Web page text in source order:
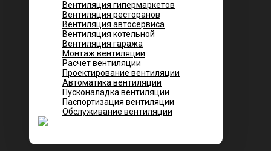
Вентиляция гипермаркетов
Вентиляция ресторанов
Вентиляция автосервиса
Вентиляция котельной
Вентиляция гаража
Монтаж вентиляции
Расчет вентиляции
Проектирование вентиляции
Автоматика вентиляции
Пусконаладка вентиляции
Паспортизация вентиляции
Обслуживание вентиляции